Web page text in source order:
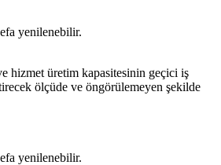
yenilenebilir.
hizmet üretim kapasitesinin geçici iş
ölçüde ve öngörülemeyen şekilde
yenilenebilir.